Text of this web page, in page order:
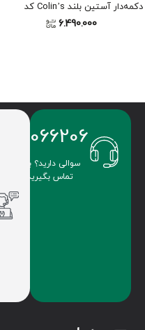
دکمه‌دار آستین بلند Colin’s کد
6.490.000
سوالی دارید؟ با ما
تماس بگیرید.